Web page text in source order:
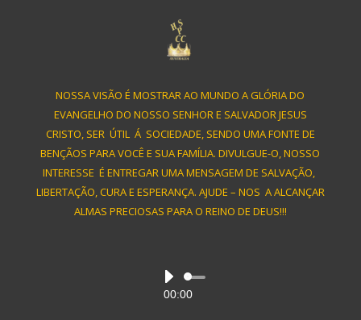
NOSSA VISÃO É MOSTRAR AO MUNDO A GLÓRIA DO
EVANGELHO DO NOSSO SENHOR E SALVADOR JESUS
CRISTO, SER ÚTIL Á SOCIEDADE, SENDO UMA FONTE DE
BENÇÃOS PARA VOCÊ E SUA FAMÍLIA. DIVULGUE-O, NOSSO
INTERESSE É ENTREGAR UMA MENSAGEM DE SALVAÇÃO,
LIBERTAÇÃO, CURA E ESPERANÇA. AJUDE – NOS A ALCANÇAR
ALMAS PRECIOSAS PARA O REINO DE DEUS!!!
Audio
Player
00:00